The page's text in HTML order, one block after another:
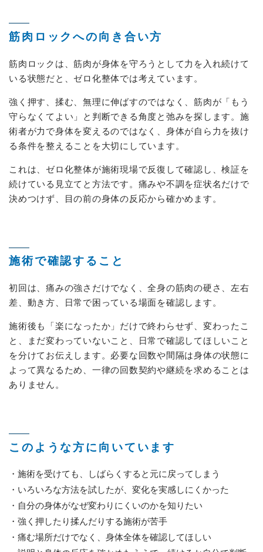
筋肉ロックへの向き合い方
筋肉ロックは、筋肉が身体を守ろうとして力を入れ続けて
いる状態だと、ゼロ化整体では考えています。
強く押す、揉む、無理に伸ばすのではなく、筋肉が「もう
守らなくてよい」と判断できる角度と弛みを探します。施
術者が力で身体を変えるのではなく、身体が自ら力を抜け
る条件を整えることを大切にしています。
これは、ゼロ化整体が施術現場で反復して確認し、検証を
続けている見立てと方法です。痛みや不調を症状名だけで
決めつけず、目の前の身体の反応から確かめます。
施術で確認すること
初回は、痛みの強さだけでなく、全身の筋肉の硬さ、左右
差、動き方、日常で困っている場面を確認します。
施術後も「楽になったか」だけで終わらせず、変わったこ
と、まだ変わっていないこと、日常で確認してほしいこと
を分けてお伝えします。必要な回数や間隔は身体の状態に
よって異なるため、一律の回数契約や継続を求めることは
ありません。
このような方に向いています
施術を受けても、しばらくすると元に戻ってしまう
いろいろな方法を試したが、変化を実感しにくかった
自分の身体がなぜ変わりにくいのかを知りたい
強く押したり揉んだりする施術が苦手
痛む場所だけでなく、身体全体を確認してほしい